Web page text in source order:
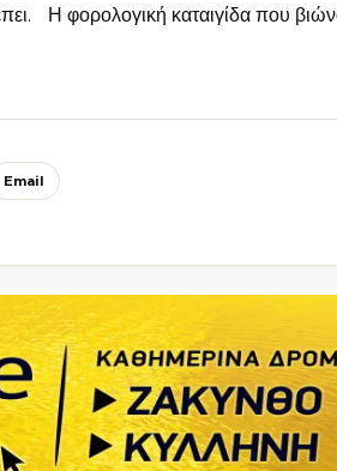
Η φορολογική καταιγίδα που
Email